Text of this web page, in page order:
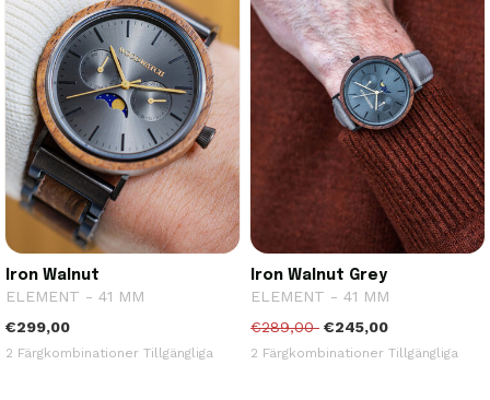
Iron Walnut
ELEMENT - 41 MM
€299,00
2 Färgkombinationer Tillgängliga
Iron Walnut Grey
ELEMENT - 41 MM
€289,00 €245,00
2 Färgkombinationer Tillgängliga